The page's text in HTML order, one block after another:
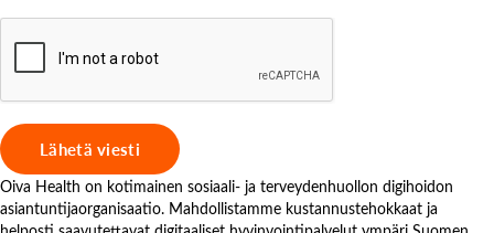
Oiva Health on kotimainen sosiaali- ja terveydenhuollon digihoidon
asiantuntijaorganisaatio. Mahdollistamme kustannustehokkaat ja